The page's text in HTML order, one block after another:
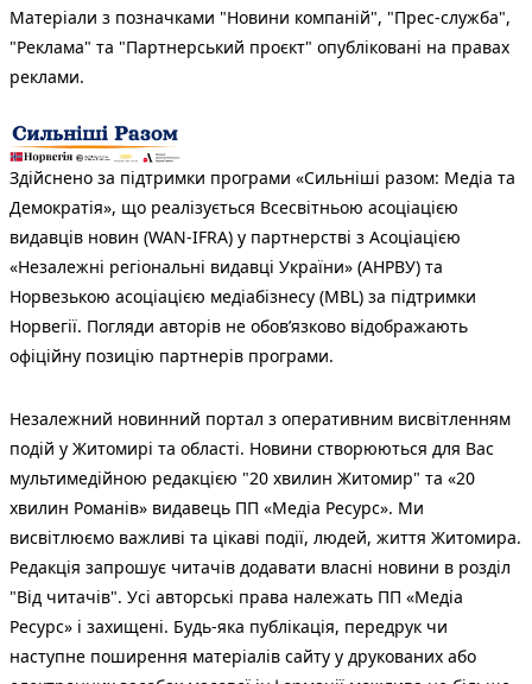
Матеріали з позначками "Новини компаній", "Прес-служба",
"Реклама" та "Партнерський проєкт" опубліковані на правах
реклами.
Здійснено за підтримки програми «Сильніші разом: Медіа та
Демократія», що реалізується Всесвітньою асоціацією
видавців новин (WAN-IFRA) у партнерстві з Асоціацією
«Незалежні регіональні видавці України» (АНРВУ) та
Норвезькою асоціацією медіабізнесу (MBL) за підтримки
Норвегії. Погляди авторів не обов’язково відображають
офіційну позицію партнерів програми.
Незалежний новинний портал з оперативним висвітленням
подій у Житомирі та області. Новини створюються для Вас
мультимедійною редакцією "20 хвилин Житомир" та «20
хвилин Романів» видавець ПП «Медіа Ресурс». Ми
висвітлюємо важливі та цікаві події, людей, життя Житомира.
Редакція запрошує читачів додавати власні новини в розділ
"Від читачів". Усі авторські права належать ПП «Медіа
Ресурс» і захищені. Будь-яка публiкацiя, передрук чи
наступне поширення матеріалів сайту у друкованих або